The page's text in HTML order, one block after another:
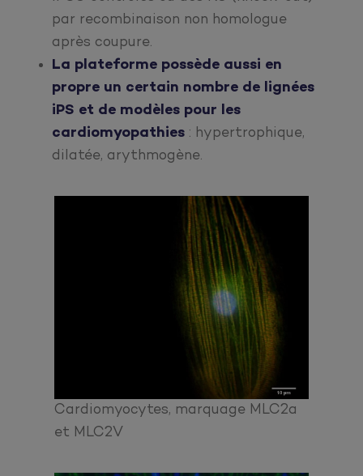
par recombinaison non homologue
après coupure.
La plateforme possède aussi en
propre un certain nombre de lignées
iPS et de modèles pour les
cardiomyopathies: hypertrophique,
dilatée, arythmogène.
Cardiomyocytes, marquage MLC2a
et MLC2V